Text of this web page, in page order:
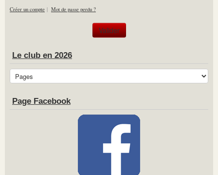
Créer un compte | Mot de passe perdu ?
Le club en 2026
Page Facebook